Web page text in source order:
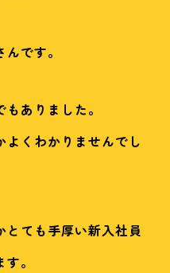
です。
ありました。
くわかりませんでし
とても手厚い新入社員
。